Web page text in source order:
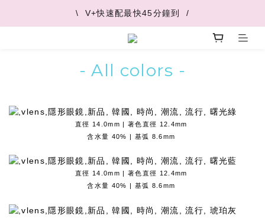
\  V+快速配最快45分鐘到  /
\  V+快速配最快45分鐘到  /
\  推薦好友 領取購物金  /
\  V+快速配最快45分鐘到  /
- All colors -
直徑 14.0mm | 著色直徑 12.4mm
含水量 40% | 基弧 8.6mm
直徑 14.0mm | 著色直徑 12.4mm
含水量 40% | 基弧 8.6mm